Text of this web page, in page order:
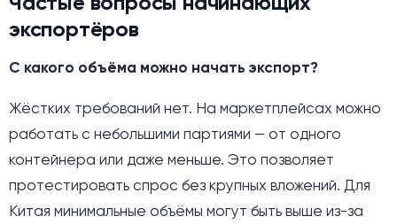
экспортёров
С какого объёма можно начать экспорт?
Жёстких требований нет. На маркетплейсах можно
работать с небольшими партиями — от одного
контейнера или даже меньше. Это позволяет
протестировать спрос без крупных вложений. Для
Китая минимальные объёмы могут быть выше из-за